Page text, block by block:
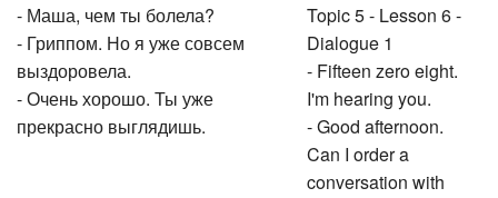
- Маша, чем ты болела?
- Гриппом. Но я уже совсем
выздоровела.
- Очень хорошо. Ты уже
прекрасно выглядишь.
Topic 5 - Lesson 6 -
Dialogue 1
- Fifteen zero eight.
I'm hearing you.
- Good afternoon.
Can I order a
conversation with